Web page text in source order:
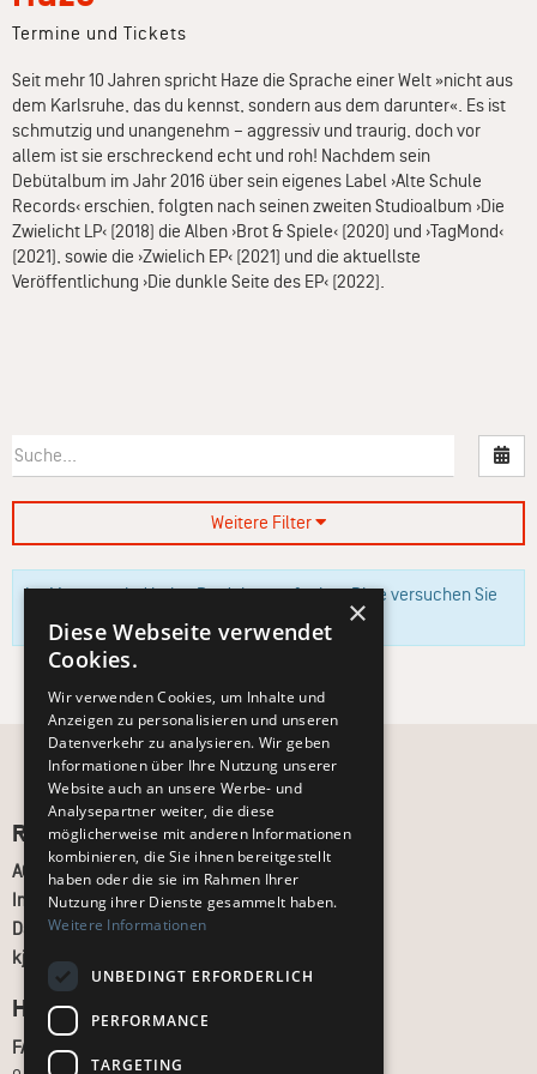
Termine und Tickets
Seit mehr 10 Jahren spricht Haze die Sprache einer Welt »nicht aus
dem Karlsruhe, das du kennst, sondern aus dem darunter«. Es ist
schmutzig und unangenehm – aggressiv und traurig, doch vor
allem ist sie erschreckend echt und roh! Nachdem sein
Debütalbum im Jahr 2016 über sein eigenes Label ›Alte Schule
Records‹ erschien, folgten nach seinen zweiten Studioalbum ›Die
Zwielicht LP‹ (2018) die Alben ›Brot & Spiele‹ (2020) und ›TagMond‹
(2021), sowie die ›Zwielich EP‹ (2021) und die aktuellste
Veröffentlichung ›Die dunkle Seite des EP‹ (2022).
Weitere Filter
Im Moment sind keine Produkte verfügbar. Bitte versuchen Sie
es zu einem späteren Zeitpunkt erneut.
Recht und Ordnung
AGB
Impressum
Datenschutz
kj.de
Hilfe & Support
FAQ
×
Diese Webseite verwendet
Cookies.
Wir verwenden Cookies, um Inhalte und
Anzeigen zu personalisieren und unseren
Datenverkehr zu analysieren. Wir geben
Informationen über Ihre Nutzung unserer
Website auch an unsere Werbe- und
Analysepartner weiter, die diese
möglicherweise mit anderen Informationen
kombinieren, die Sie ihnen bereitgestellt
haben oder die sie im Rahmen Ihrer
Nutzung ihrer Dienste gesammelt haben.
Weitere Informationen
UNBEDINGT ERFORDERLICH
PERFORMANCE
TARGETING